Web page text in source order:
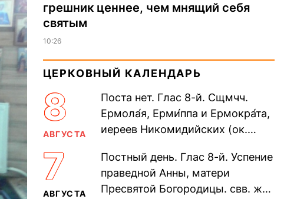
грешник ценнее, чем мнящий себя
святым
10:26
ЦЕРКОВНЫЙ КАЛЕНДАРЬ
8
АВГУСТА
Поста нет. Глас 8-й. Сщмчч.
Ермола́я, Ерми́ппа и Ермокра́та,
иереев Никомидийских (ок.
Печерского, в Ближних
пещерах...
7
АВГУСТА
Постный день. Глас 8-й. Успение
праведной Анны, матери
Пресвятой Богородицы. свв. жен